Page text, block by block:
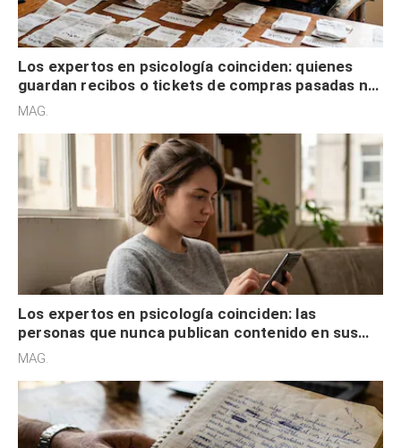
Los expertos en psicología coinciden: quienes
guardan recibos o tickets de compras pasadas no
son acumuladores, sino que tienen necesidad de
MAG.
Los expertos en psicología coinciden: las
personas que nunca publican contenido en sus
redes sociales no pretenden buscar validación
MAG.